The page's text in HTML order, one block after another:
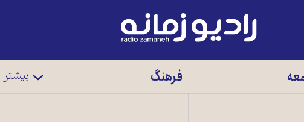
رادیو
زمانه
فرهنگ بیشتر